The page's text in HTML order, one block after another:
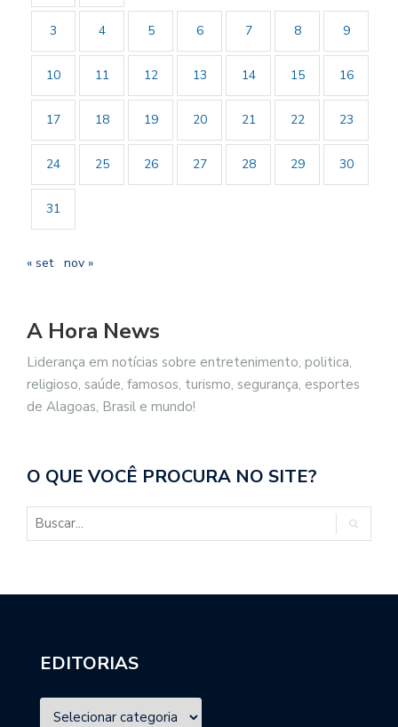
3 4 5 6 7 8 9
10 11 12 13 14 15 16
17 18 19 20 21 22 23
24 25 26 27 28 29 30
31
« set nov »
A Hora News
Liderança em notícias sobre entretenimento, politica,
religioso, saúde, famosos, turismo, segurança, esportes
de Alagoas, Brasil e mundo!
O QUE VOCÊ PROCURA NO SITE?
EDITORIAS